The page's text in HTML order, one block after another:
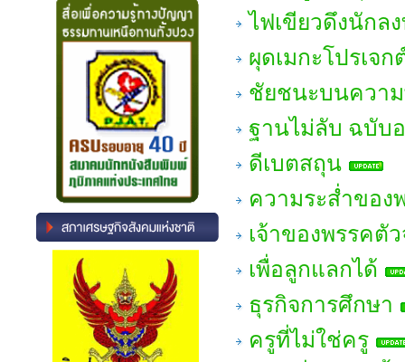
ไฟเขียวดึงนักล
ผุดเมกะโปรเจ
ชัยชนะบนควา
ฐานไม่ลับ ฉบับ
ดีเบตสถุน
ความระส่ำของ
เจ้าของพรรคตัว
เพื่อลูกแลกได้
ธุรกิจการศึกษา
ครูที่ไม่ใช่ครู